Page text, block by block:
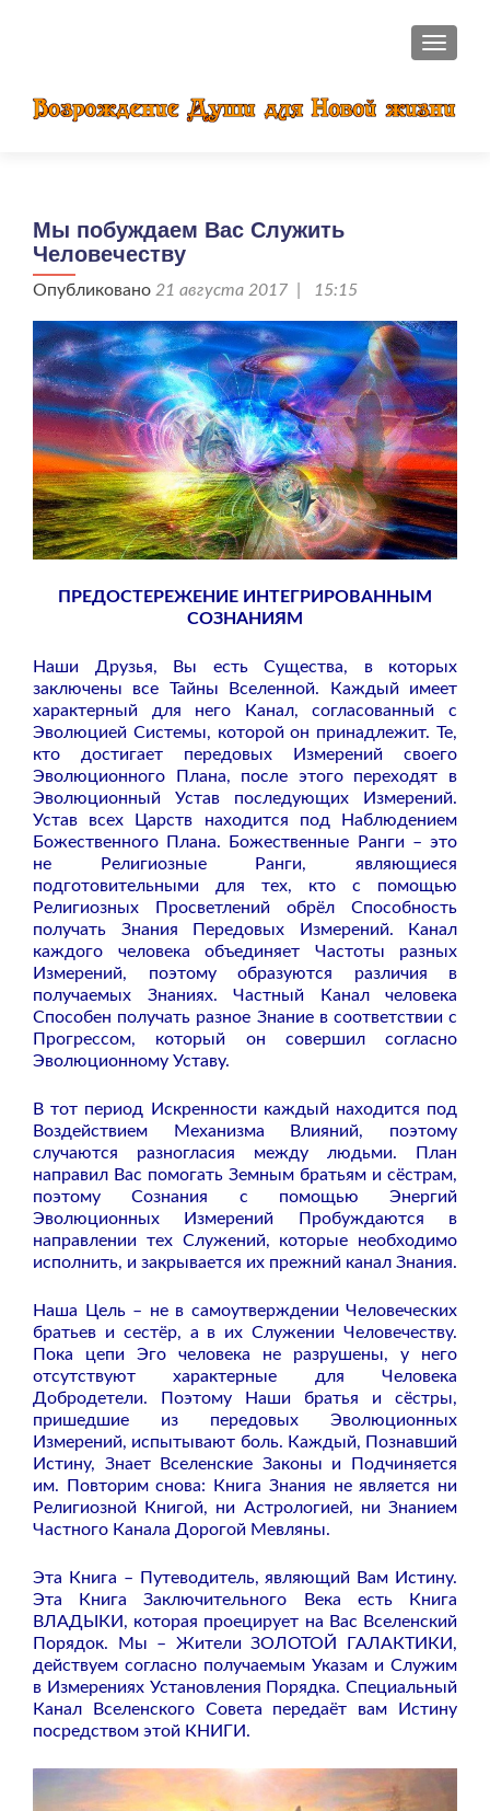
Мы побуждаем Вас Служить
Человечеству
Опубликовано 21 августа 2017 | 15:15
ПРЕДОСТЕРЕЖЕНИЕ ИНТЕГРИРОВАННЫМ
СОЗНАНИЯМ
Наши Друзья, Вы есть Существа, в которых
заключены все Тайны Вселенной. Каждый имеет
характерный для него Канал, согласованный с
Эволюцией Системы, которой он принадлежит. Те,
кто достигает передовых Измерений своего
Эволюционного Плана, после этого переходят в
Эволюционный Устав последующих Измерений.
Устав всех Царств находится под Наблюдением
Божественного Плана. Божественные Ранги – это
не Религиозные Ранги, являющиеся
подготовительными для тех, кто с помощью
Религиозных Просветлений обрёл Способность
получать Знания Передовых Измерений. Канал
каждого человека объединяет Частоты разных
Измерений, поэтому образуются различия в
получаемых Знаниях. Частный Канал человека
Способен получать разное Знание в соответствии с
Прогрессом, который он совершил согласно
Эволюционному Уставу.
В тот период Искренности каждый находится под
Воздействием Механизма Влияний, поэтому
случаются разногласия между людьми. План
направил Вас помогать Земным братьям и сёстрам,
поэтому Сознания с помощью Энергий
Эволюционных Измерений Пробуждаются в
направлении тех Служений, которые необходимо
исполнить, и закрывается их прежний канал Знания.
Наша Цель – не в самоутверждении Человеческих
братьев и сестёр, а в их Служении Человечеству.
Пока цепи Эго человека не разрушены, у него
отсутствуют характерные для Человека
Добродетели. Поэтому Наши братья и сёстры,
пришедшие из передовых Эволюционных
Измерений, испытывают боль. Каждый, Познавший
Истину, Знает Вселенские Законы и Подчиняется
им. Повторим снова: Книга Знания не является ни
Религиозной Книгой, ни Астрологией, ни Знанием
Частного Канала Дорогой Мевляны.
Эта Книга – Путеводитель, являющий Вам Истину.
Эта Книга Заключительного Века есть Книга
ВЛАДЫКИ, которая проецирует на Вас Вселенский
Порядок. Мы – Жители ЗОЛОТОЙ ГАЛАКТИКИ,
действуем согласно получаемым Указам и Служим
в Измерениях Установления Порядка. Специальный
Канал Вселенского Совета передаёт вам Истину
посредством этой КНИГИ.